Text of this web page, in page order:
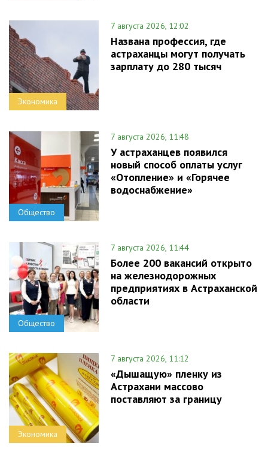
Экономика
7 августа 2026, 12:02
Названа профессия, где
астраханцы могут получать
зарплату до 280 тысяч
Общество
7 августа 2026, 11:48
У астраханцев появился
новый способ оплаты услуг
«Отопление» и «Горячее
водоснабжение»
Общество
7 августа 2026, 11:44
Более 200 вакансий открыто
на железнодорожных
предприятиях в Астраханской
области
Экономика
7 августа 2026, 11:12
«Дышащую» пленку из
Астрахани массово
поставляют за границу